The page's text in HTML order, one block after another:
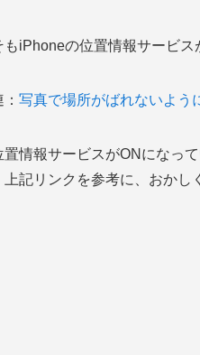
もiPhoneの位置情報サービス
写真で場所がばれないよう
置情報サービスがONになっ
上記リンクを参考に、おかし